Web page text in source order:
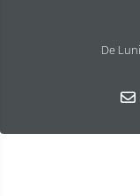
De